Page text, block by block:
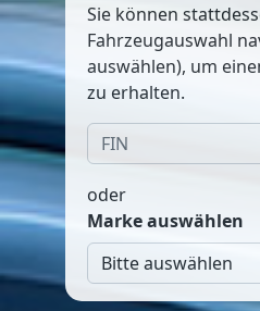
Sie können
Fahrzeugauswahl
auswählen), um
zu erhalten.
oder
Marke auswählen